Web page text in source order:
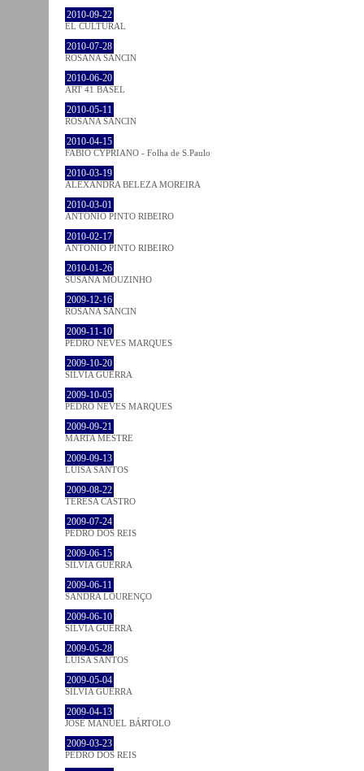
2010-09-22
EL CULTURAL
2010-07-28
ROSANA SANCIN
2010-06-20
ART 41 BASEL
2010-05-11
ROSANA SANCIN
2010-04-15
FABIO CYPRIANO - Folha de S.Paulo
2010-03-19
ALEXANDRA BELEZA MOREIRA
2010-03-01
ANTÓNIO PINTO RIBEIRO
2010-02-17
ANTÓNIO PINTO RIBEIRO
2010-01-26
SUSANA MOUZINHO
2009-12-16
ROSANA SANCIN
2009-11-10
PEDRO NEVES MARQUES
2009-10-20
SÍLVIA GUERRA
2009-10-05
PEDRO NEVES MARQUES
2009-09-21
MARTA MESTRE
2009-09-13
LUÍSA SANTOS
2009-08-22
TERESA CASTRO
2009-07-24
PEDRO DOS REIS
2009-06-15
SÍLVIA GUERRA
2009-06-11
SANDRA LOURENÇO
2009-06-10
SÍLVIA GUERRA
2009-05-28
LUÍSA SANTOS
2009-05-04
SÍLVIA GUERRA
2009-04-13
JOSÉ MANUEL BÁRTOLO
2009-03-23
PEDRO DOS REIS